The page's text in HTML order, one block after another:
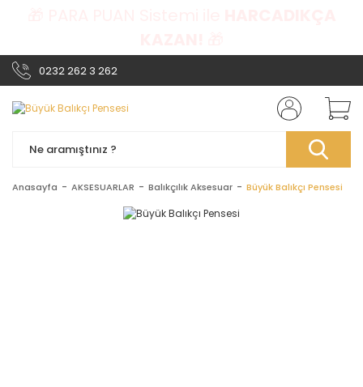
0232 262 3 262
Anasayfa AKSESUARLAR Balıkçılık Aksesuar Büyük Balıkçı Pensesi